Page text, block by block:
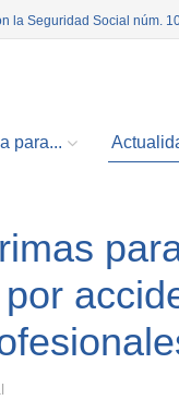
la Seguridad Social núm.
para...